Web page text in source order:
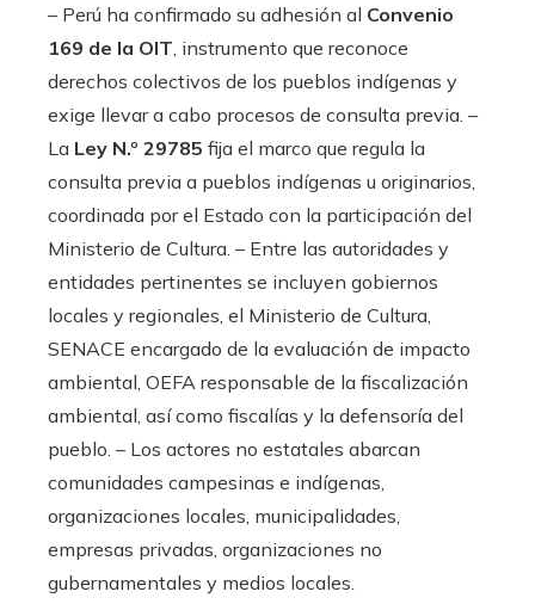
– Perú ha confirmado su adhesión al Convenio
169 de la OIT , instrumento que reconoce
derechos colectivos de los pueblos indígenas y
exige llevar a cabo procesos de consulta previa. –
La Ley N.º 29785 fija el marco que regula la
consulta previa a pueblos indígenas u originarios,
coordinada por el Estado con la participación del
Ministerio de Cultura. – Entre las autoridades y
entidades pertinentes se incluyen gobiernos
locales y regionales, el Ministerio de Cultura,
SENACE encargado de la evaluación de impacto
ambiental, OEFA responsable de la fiscalización
ambiental, así como fiscalías y la defensoría del
pueblo. – Los actores no estatales abarcan
comunidades campesinas e indígenas,
organizaciones locales, municipalidades,
empresas privadas, organizaciones no
gubernamentales y medios locales.